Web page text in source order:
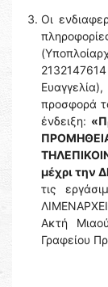
Οι
προσφορά
ένδειξη:
μέχρι την
τις
Ακτή
Γραφείου